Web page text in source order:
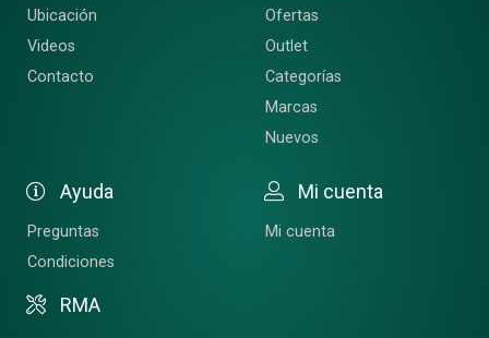
Ubicación
Videos
Contacto
Ofertas
Outlet
Categorías
Marcas
Nuevos
Ayuda
Preguntas
Condiciones
RMA
Mi cuenta
Mi cuenta